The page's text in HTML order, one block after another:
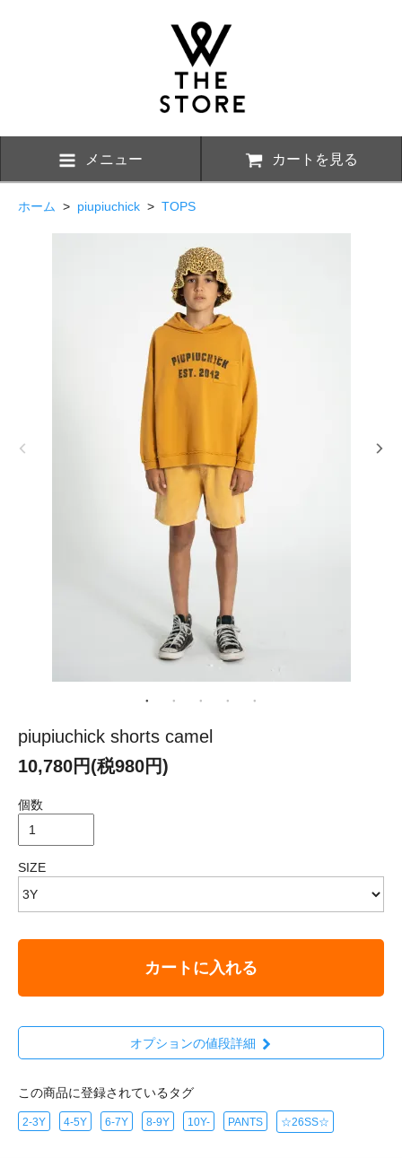
メニュー カートを見る
ホーム > piupiuchick > TOPS
piupiuchick shorts camel
10,780円(税980円)
個数
SIZE
カートに入れる
オプションの値段詳細
この商品に登録されているタグ
2-3Y 4-5Y 6-7Y 8-9Y 10Y- PANTS ☆26SS☆